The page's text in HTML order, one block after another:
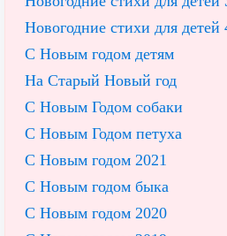
Новогодние стихи для детей
С Новым годом детям
На Старый Новый год
С Новым Годом собаки
С Новым Годом петуха
С Новым годом 2021
С Новым годом быка
С Новым годом 2020